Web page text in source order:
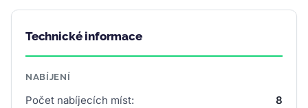
Technické informace
NABÍJENÍ
Počet nabíjecích míst:
8